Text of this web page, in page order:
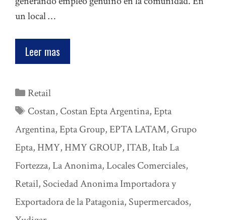
un local …
Leer mas
Categorías
Retail
Etiquetas
Costan, Costan Epta Argentina,Epta
Argentina,Epta Group,EPTA LATAM, Grupo
Epta, HMY, HMY GROUP, ITAB, Itab La
Fortezza,La Anonima,Locales Comerciales,
Retail, Sociedad Anonima Importadora y
Exportadora de la Patagonia, Supermercados,